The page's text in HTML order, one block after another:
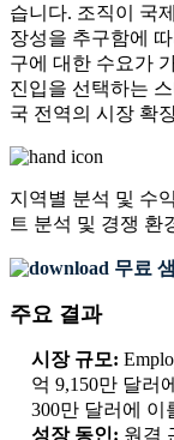
습니다. 조직이 국
장성을 추구함에
구에 대한 수요가
진입을 선택하는
국 전역의 시장 확
지역별 분석 및 수
트 분석 및 경쟁 환
무료
주요 결과
시장 규모:
억 9,150만 달러
300만 달러에 이
성장 동인: 원격